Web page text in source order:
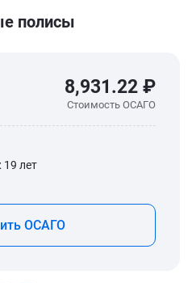
полисы
8,931.22 ₽
Стоимость ОСАГО
19 лет
ОСАГО